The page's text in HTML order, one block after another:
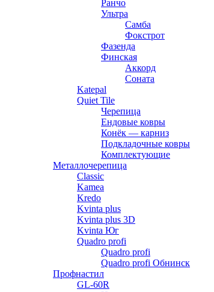
Ранчо
Ультра
Самба
Фокстрот
Фазенда
Финская
Аккорд
Соната
Katepal
Quiet Tile
Черепица
Ендовые ковры
Конёк — карниз
Подкладочные ковры
Комплектующие
Металлочерепица
Classic
Kamea
Kredo
Kvinta plus
Kvinta plus 3D
Kvinta Юг
Quadro profi
Quadro profi
Quadro profi Обнинск
Профнастил
GL-60R